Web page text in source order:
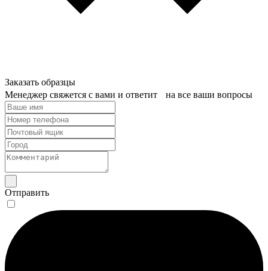
Заказать образцы
Менеджер свяжется с вами и ответит на все ваши вопросы
Отправить